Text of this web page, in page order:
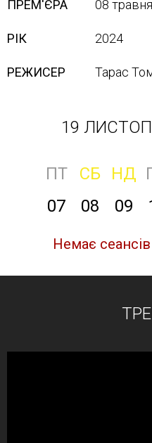
ПРЕМ'ЄРА 08
РІК 2024
РЕЖИСЕР Тарас
19
ПТ СБ НД
07
08 09
Немає